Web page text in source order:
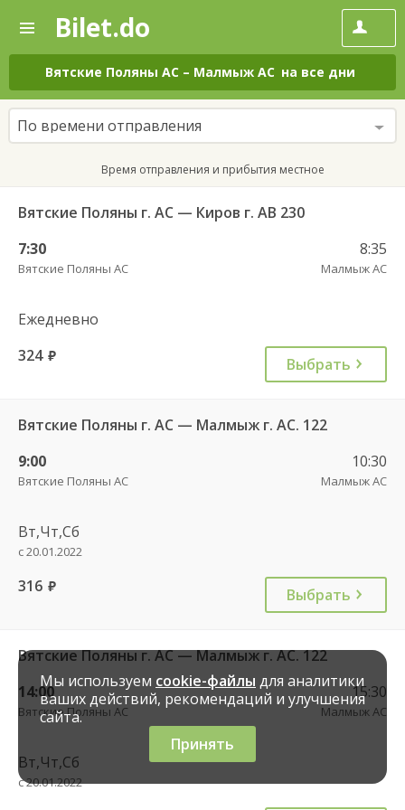
—
Поиск
и
покупка
билетов
на
автобус
онлайн
Bilet.do
Вятские Поляны АС – Малмыж АС на все дни
По времени отправления
Время отправления и прибытия местное
Вятские Поляны г. АС — Киров г. АВ 230
7:30
Вятские Поляны АС
8:35
Малмыж АС
Ежедневно
324 руб. Выбрать
Вятские Поляны г. АС — Малмыж г. АС. 122
9:00
Вятские Поляны АС
10:30
Малмыж АС
Вт,Чт,Сб
с 20.01.2022
316 руб. Выбрать
Вятские Поляны г. АС — Малмыж г. АС. 122
14:00
Вятские Поляны АС
15:30
Малмыж АС
Вт,Чт,Сб
с 20.01.2022
Мы используем cookie-файлы для аналитики
ваших действий, рекомендаций и улучшения
сайта.
Принять